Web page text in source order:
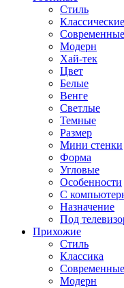
Стиль
Классические
Современные
Модерн
Хай-тек
Цвет
Белые
Венге
Светлые
Темные
Размер
Мини стенки
Форма
Угловые
Особенности
С
Назначение
Под
Прихожие
Стиль
Классика
Современные
Модерн